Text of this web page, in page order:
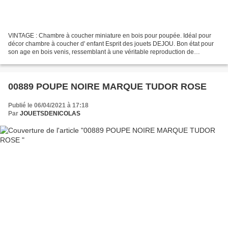
VINTAGE : Chambre à coucher miniature en bois pour poupée. Idéal pour
décor chambre à coucher d' enfant Esprit des jouets DEJOU. Bon état pour
son age en bois venis, ressemblant à une véritable reproduction de
00889 POUPE NOIRE MARQUE TUDOR ROSE
Publié le 06/04/2021 à 17:18
Par JOUETSDENICOLAS